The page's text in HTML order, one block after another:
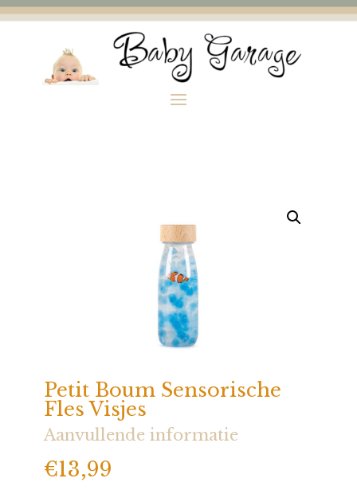
Petit Boum Sensorische
Fles Visjes
Aanvullende informatie
€13,99